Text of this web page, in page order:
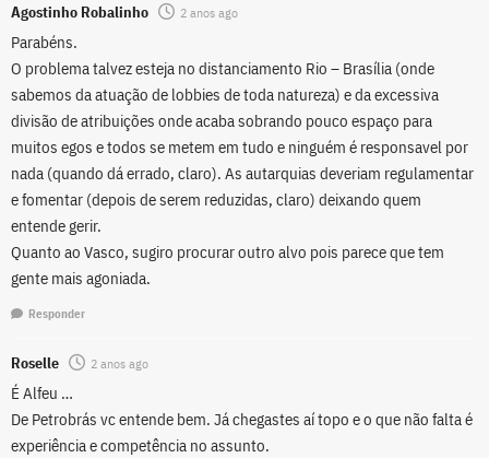
Agostinho Robalinho 2 anos ago
Parabéns.
O problema talvez esteja no distanciamento Rio – Brasília (onde
sabemos da atuação de lobbies de toda natureza) e da excessiva
divisão de atribuições onde acaba sobrando pouco espaço para
muitos egos e todos se metem em tudo e ninguém é responsavel por
nada (quando dá errado, claro). As autarquias deveriam regulamentar
e fomentar (depois de serem reduzidas, claro) deixando quem
entende gerir.
Quanto ao Vasco, sugiro procurar outro alvo pois parece que tem
gente mais agoniada.
Responder
Roselle 2 anos ago
É Alfeu …
De Petrobrás vc entende bem. Já chegastes aí topo e o que não falta é
experiência e competência no assunto.